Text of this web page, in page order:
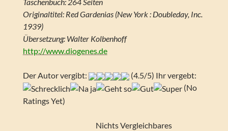
Originaltitel: Red Gardenias (New York : Doubleday, Inc.
1939)
Übersetzung: Walter Kolbenhoff
http://www.diogenes.de
Der Autor vergibt:
(4.5/5) Ihr vergebt:
(No
Ratings Yet)
Nichts Vergleichbares